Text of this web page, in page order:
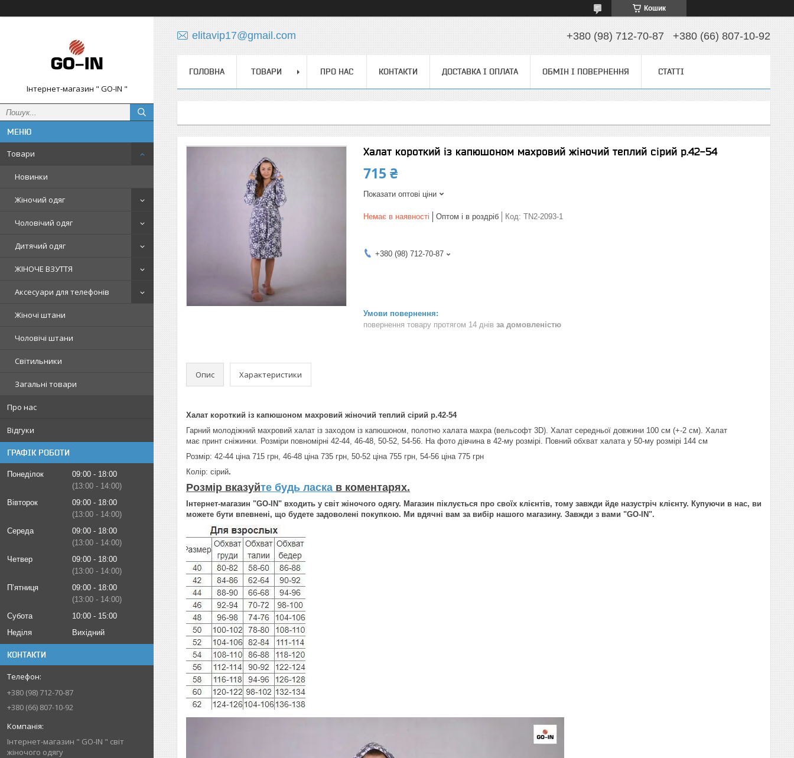
Кошик
Інтернет-магазин " GO-IN "
Товари
Новинки
Жіночий одяг
Чоловічий одяг
Дитячий одяг
ЖІНОЧЕ ВЗУТТЯ
Аксесуари для телефонів
Жіночі штани
Чоловічі штани
Світильники
Загальні товари
Про нас
Відгуки
ГРАФІК РОБОТИ
Понеділок 09:00
18:00
13:00
14:00
Вівторок
09:00
18:00
13:00
14:00
Середа
09:00
18:00
13:00
14:00
Четвер
09:00
18:00
13:00
14:00
Пʼятниця
09:00
18:00
13:00
14:00
Субота
10:00
15:00
Неділя
Вихідний
КОНТАКТИ
+380 (98) 712-70-87
+380 (66) 807-10-92
Інтернет-магазин " GO-IN " світ
жіночого одягу
elitavip17@gmail.com +380 (98) 712-70-87 +380 (66) 807-10-92
ГОЛОВНА ТОВАРИ ПРО НАС КОНТАКТИ ДОСТАВКА І ОПЛАТА ОБМІН І ПОВЕРНЕННЯ СТАТТІ
Халат короткий із капюшоном махровий жіночий теплий сірий р.42-54
715 ₴
Показати оптові ціни
Немає в наявності Оптом і в роздріб Код: TN2-2093-1
+380 (98) 712-70-87
повернення товару протягом 14 днів за домовленістю
Опис Характеристики
Халат короткий із капюшоном махровий жіночий теплий сірий р.42-54
Гарний молодіжний махровий халат із заходом із капюшоном, полотно халата махра (вельсофт 3D). Халат середньої довжини 100 см (+-2 см). Халат
має принт сніжинки. Розміри повномірні 42-44, 46-48, 50-52, 54-56. На фото дівчина в 42-му розмірі. Повний обхват халата у 50-му розмірі 144 см
Розмір: 42-44 ціна 715 грн, 46-48 ціна 735 грн, 50-52 ціна 755 грн, 54-56 ціна 775 грн
Колір: сірий.
Розмір вказуйте будь ласка в коментарях.
Інтернет-магазин "GO-IN" входить у світ жіночого одягу. Магазин піклується про своїх клієнтів, тому завжди йде назустріч клієнту. Купуючи в нас, ви
можете бути впевнені, що будете задоволені покупкою. Ми вдячні вам за вибір нашого магазину. Завжди з вами "GO-IN".